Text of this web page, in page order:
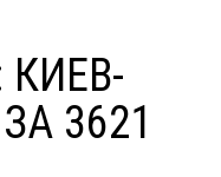
3621